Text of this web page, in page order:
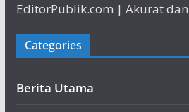
EditorPublik.com | Akurat
Categories
Berita Utama